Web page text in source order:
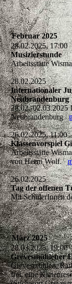
Februar 2025
28.02.2025, 17:00
Musizierstunde
Arbeitsstätte
28.02.2025
Internationaler
Neubrandenburg
28.02.-02.03.2025
Neubrandenburg
26.02.2025, 11:00
Klassenvorspiel
Arbeitsstätte
von Herrn Wolf.
26.02.2025
Tag der offenen
Mit SchülerInnen
März 2025
28.03.2025, 19:00
Grevesmühlener
Grevesmühlen,
frei, eine